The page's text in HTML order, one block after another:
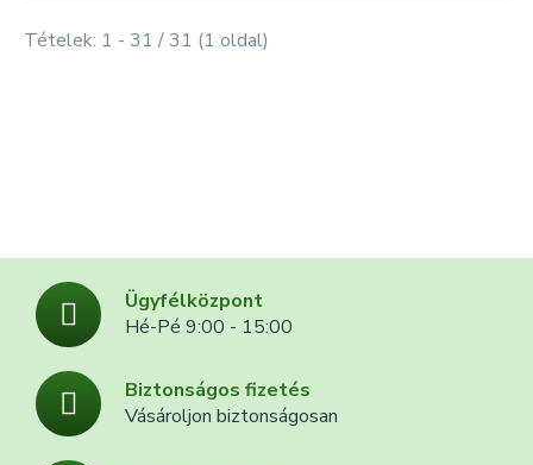
Tételek: 1 - 31 / 31 (1 oldal)
Ügyfélközpont
Hé-Pé 9:00 - 15:00
Biztonságos fizetés
Vásároljon biztonságosan